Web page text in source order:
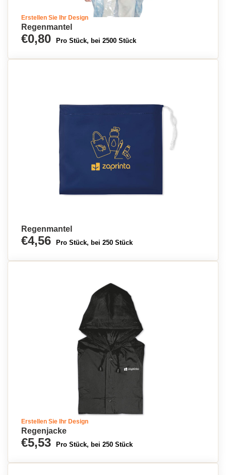
Erstellen Sie Ihr Design
Regenmantel
€0,80 Pro Stück, bei 2500 Stück
Regenmantel
€4,56 Pro Stück, bei 250 Stück
Erstellen Sie Ihr Design
Regenjacke
€5,53 Pro Stück, bei 250 Stück